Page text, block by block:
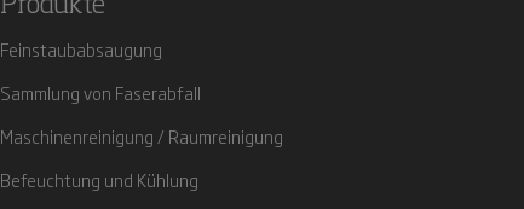
Produkte
Feinstaubabsaugung
Sammlung von Faserabfall
Maschinenreinigung / Raumreinigung
Befeuchtung und Kühlung